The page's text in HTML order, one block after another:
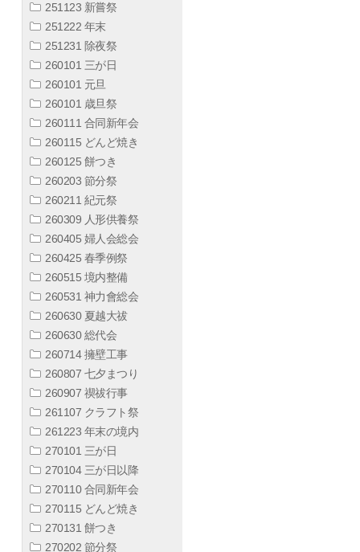
251123 新嘗祭
251222 年末
251231 除夜祭
260101 三が日
260101 元旦
260101 歳旦祭
260111 合同新年会
260115 どんど焼き
260125 餅つき
260203 節分祭
260211 紀元祭
260309 人形供養祭
260405 婦人会総会
260425 春季例祭
260515 境内整備
260531 神力會総会
260630 夏越大祓
260630 総代会
260714 擁壁工事
260807 七夕まつり
260907 禊祓行事
261107 クラフト祭
261223 年末の境内
270101 三が日
270104 三が日以降
270110 合同新年会
270115 どんど焼き
270131 餅つき
270202 節分祭